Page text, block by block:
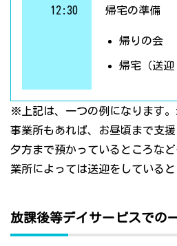
12:30 帰宅の準備
帰りの会
帰宅（送迎
※上記は、一つの例になります
事業所もあれば、お昼頃まで支
夕方まで預かっているところな
業所によっては送迎をしていると
放課後等デイサービスでの